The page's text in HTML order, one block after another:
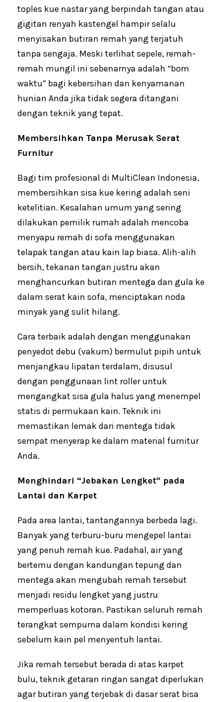
o
p
toples kue nastar yang berpindah tangan atau
gigitan renyah kastengel hampir selalu
menyisakan butiran remah yang terjatuh
tanpa sengaja. Meski terlihat sepele, remah-
remah mungil ini sebenarnya adalah “bom
waktu” bagi kebersihan dan kenyamanan
hunian Anda jika tidak segera ditangani
dengan teknik yang tepat.
Membersihkan Tanpa Merusak Serat
Furnitur
Bagi tim profesional di MultiClean Indonesia,
membersihkan sisa kue kering adalah seni
ketelitian. Kesalahan umum yang sering
dilakukan pemilik rumah adalah mencoba
menyapu remah di sofa menggunakan
telapak tangan atau kain lap biasa. Alih-alih
bersih, tekanan tangan justru akan
menghancurkan butiran mentega dan gula ke
dalam serat kain sofa, menciptakan noda
minyak yang sulit hilang.
Cara terbaik adalah dengan menggunakan
penyedot debu (vakum) bermulut pipih untuk
menjangkau lipatan terdalam, disusul
dengan penggunaan lint roller untuk
mengangkat sisa gula halus yang menempel
statis di permukaan kain. Teknik ini
memastikan lemak dari mentega tidak
sempat menyerap ke dalam material furnitur
Anda.
Menghindari “Jebakan Lengket” pada
Lantai dan Karpet
Pada area lantai, tantangannya berbeda lagi.
Banyak yang terburu-buru mengepel lantai
yang penuh remah kue. Padahal, air yang
bertemu dengan kandungan tepung dan
mentega akan mengubah remah tersebut
menjadi residu lengket yang justru
memperluas kotoran. Pastikan seluruh remah
terangkat sempurna dalam kondisi kering
sebelum kain pel menyentuh lantai.
Jika remah tersebut berada di atas karpet
bulu, teknik getaran ringan sangat diperlukan
agar butiran yang terjebak di dasar serat bisa